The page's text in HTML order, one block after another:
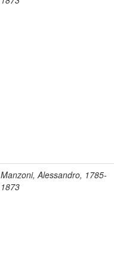
Manzoni, Alessandro, 1785-
1873